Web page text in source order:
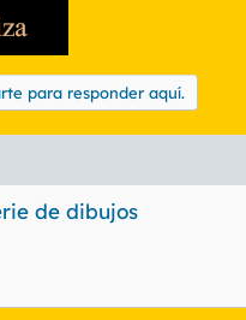
para responder aquí.
de dibujos